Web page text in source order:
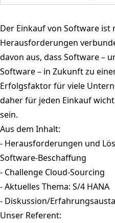
Der Einkauf von Software ist
Herausforderungen
davon aus, dass Software –
Software – in Zukunft zu
Erfolgsfaktor für viele
daher für jeden Einkauf
sein.
Aus dem Inhalt:
- Herausforderungen und
Software-Beschaffung
- Challenge Cloud-Sourcing
- Aktuelles Thema: S/4 HANA
- Diskussion/
Unser Referent: